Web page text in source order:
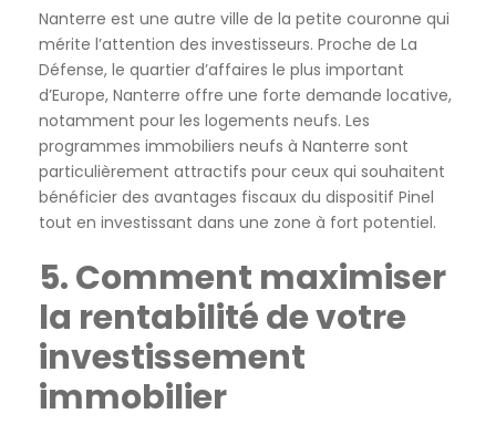
Nanterre est une autre ville de la petite couronne qui
mérite l’attention des investisseurs. Proche de La
Défense, le quartier d’affaires le plus important
d’Europe, Nanterre offre une forte demande locative,
notamment pour les logements neufs. Les
programmes immobiliers neufs à Nanterre sont
particulièrement attractifs pour ceux qui souhaitent
bénéficier des avantages fiscaux du dispositif Pinel
tout en investissant dans une zone à fort potentiel.
5. Comment maximiser
la rentabilité de votre
investissement
immobilier